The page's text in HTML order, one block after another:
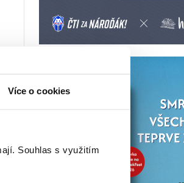
Více o cookies
Souhlas s využitím